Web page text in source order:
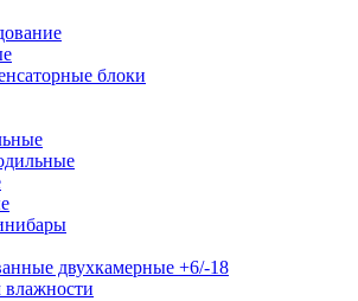
блоки
двухкамерные +6/-18